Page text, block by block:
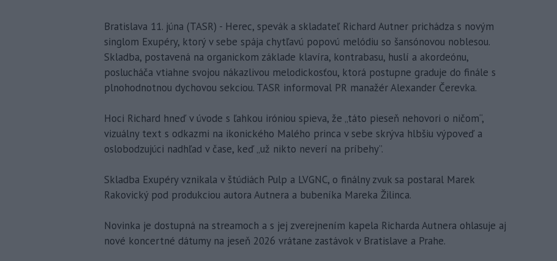
Bratislava 11. júna (TASR) - Herec, spevák a skladateľ Richard Autner prichádza s novým
singlom Exupéry, ktorý v sebe spája chytľavú popovú melódiu so šansónovou noblesou.
Skladba, postavená na organickom základe klavíra, kontrabasu, huslí a akordeónu,
poslucháča vtiahne svojou nákazlivou melodickosťou, ktorá postupne graduje do finále s
plnohodnotnou dychovou sekciou. TASR informoval PR manažér Alexander Čerevka.
Hoci Richard hneď v úvode s ľahkou iróniou spieva, že „táto pieseň nehovori o ničom“,
vizuálny text s odkazmi na ikonického Malého princa v sebe skrýva hlbšiu výpoveď a
oslobodzujúci nadhľad v čase, keď „už nikto neverí na príbehy”.
Skladba Exupéry vznikala v štúdiách Pulp a LVGNC, o finálny zvuk sa postaral Marek
Rakovický pod produkciou autora Autnera a bubeníka Mareka Žilinca.
Novinka je dostupná na streamoch a s jej zverejnením kapela Richarda Autnera ohlasuje aj
nové koncertné dátumy na jeseň 2026 vrátane zastávok v Bratislave a Prahe.